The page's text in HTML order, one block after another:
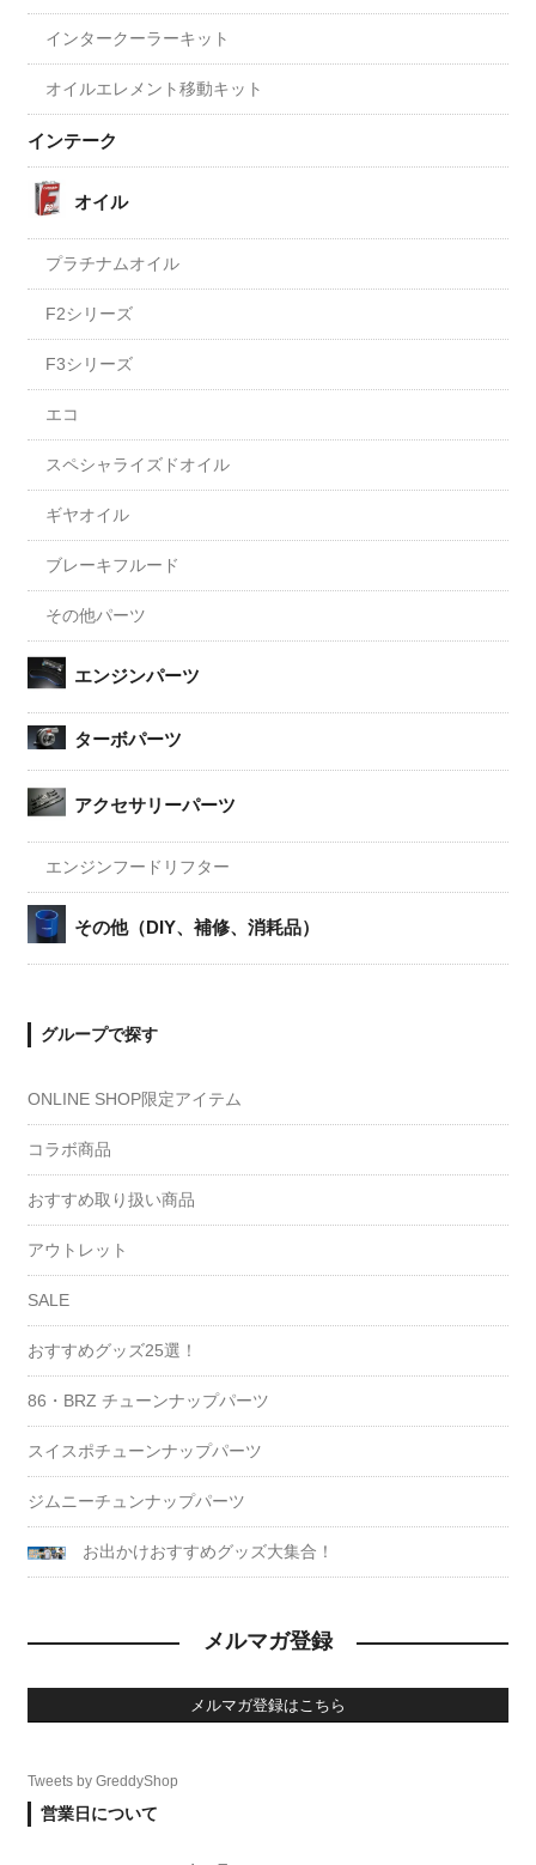
インタークーラーキット
オイルエレメント移動キット
インテーク
オイル
プラチナムオイル
F2シリーズ
F3シリーズ
エコ
スペシャライズドオイル
ギヤオイル
ブレーキフルード
その他パーツ
エンジンパーツ
ターボパーツ
アクセサリーパーツ
エンジンフードリフター
その他（DIY、補修、消耗品）
グループで探す
ONLINE SHOP限定アイテム
コラボ商品
おすすめ取り扱い商品
アウトレット
SALE
おすすめグッズ25選！
86・BRZ チューンナップパーツ
スイスポチューンナップパーツ
ジムニーチュンナップパーツ
お出かけおすすめグッズ大集合！
メルマガ登録
メルマガ登録はこちら
Tweets by GreddyShop
営業日について